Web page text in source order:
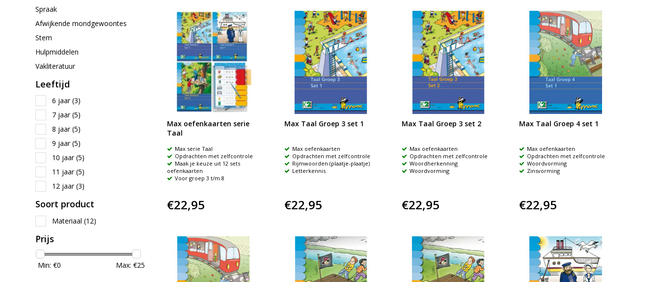
Spraak
Afwijkende mondgewoontes
Stem
Hulpmiddelen
Vakliteratuur
Leeftijd
6 jaar(3)
7 jaar(5)
8 jaar(5)
9 jaar(5)
10 jaar(5)
11 jaar(5)
12 jaar(3)
Soort product
Materiaal (12)
Prijs
Min: €0 Max: €25
Max oefenkaarten serie
Taal
Max serie Taal
Opdrachten met zelfcontrole
Maak je keuze uit 12 sets
oefenkaarten
Voor groep 3 t/m 8
€22,95
Max Taal Groep 3 set 1
Max oefenkaarten
Opdrachten met zelfcontrole
Rijmwoorden (plaatje-plaatje)
Letterkennis
€22,95
Max Taal Groep 3 set 2
Max oefenkaarten
Opdrachten met zelfcontrole
Woordherkenning
Woordvorming
€22,95
Max Taal Groep 4 set 1
Max oefenkaarten
Opdrachten met zelfcontrole
Woordvorming
Zinsvorming
€22,95